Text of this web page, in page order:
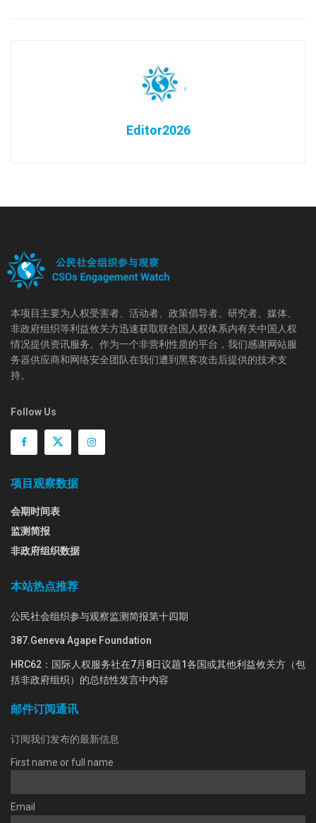
Editor2026
本项目主要为人权受害者、活动者、政策倡导者、研究者、媒体、
非政府组织等利益攸关方迅速获取联合国人权体系内有关中国人权
情况提供资讯服务。作为一个非营利性质的平台，我们感谢网站服
务器供应商和网络安全团队在我们遭到黑客攻击后提供的技术支
持。
Follow Us
项目观察数据
会期时间表
监测简报
非政府组织数据
本站热点推荐
公民社会组织参与观察监测简报第十四期
387.Geneva Agape Foundation
HRC62：国际人权服务社在7月8日议题1各国或其他利益攸关方（包
括非政府组织）的总结性发言中内容
邮件订阅通讯
订阅我们发布的最新信息
First name or full name
Email